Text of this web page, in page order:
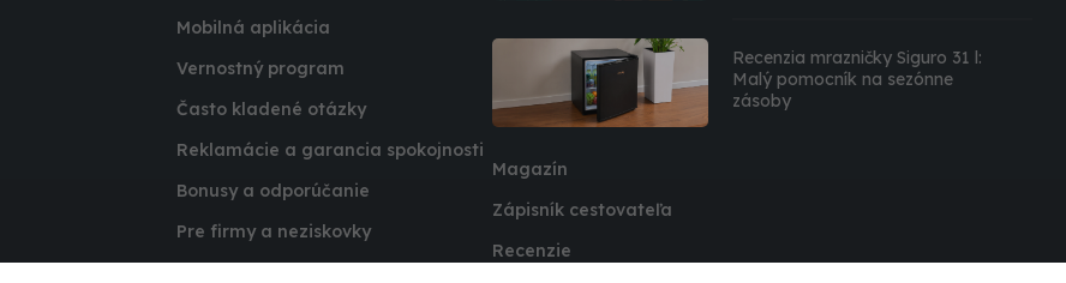
Mobilná aplikácia
Vernostný program
Často kladené otázky
Reklamácie a garancia spokojnosti
Bonusy a odporúčanie
Pre firmy a neziskovky
Recenzia mrazničky Siguro 31 l:
Malý pomocník na sezónne
zásoby
Magazín
Zápisník cestovateľa
Recenzie